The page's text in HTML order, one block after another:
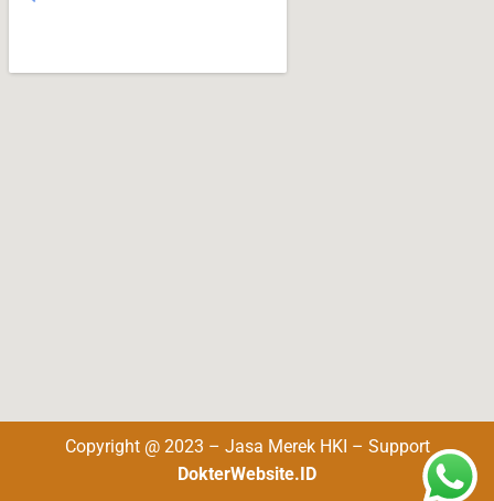
Copyright @ 2023 – Jasa Merek HKI – Support
DokterWebsite.ID